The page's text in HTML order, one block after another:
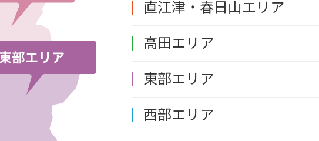
直江津・春日山エリア
高田エリア
東部エリア
西部エリア